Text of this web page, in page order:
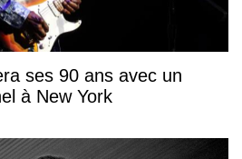
ses 90 ans avec un
à New York